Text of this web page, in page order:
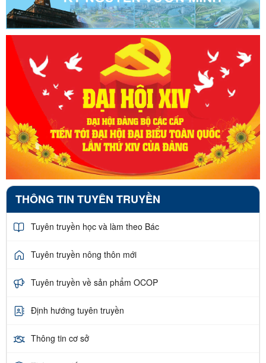
THÔNG TIN TUYÊN TRUYỀN
Tuyên truyền học và làm theo Bác
Tuyên truyền nông thôn mới
Tuyên truyền về sản phẩm OCOP
Định hướng tuyên truyền
Thông tin cơ sở